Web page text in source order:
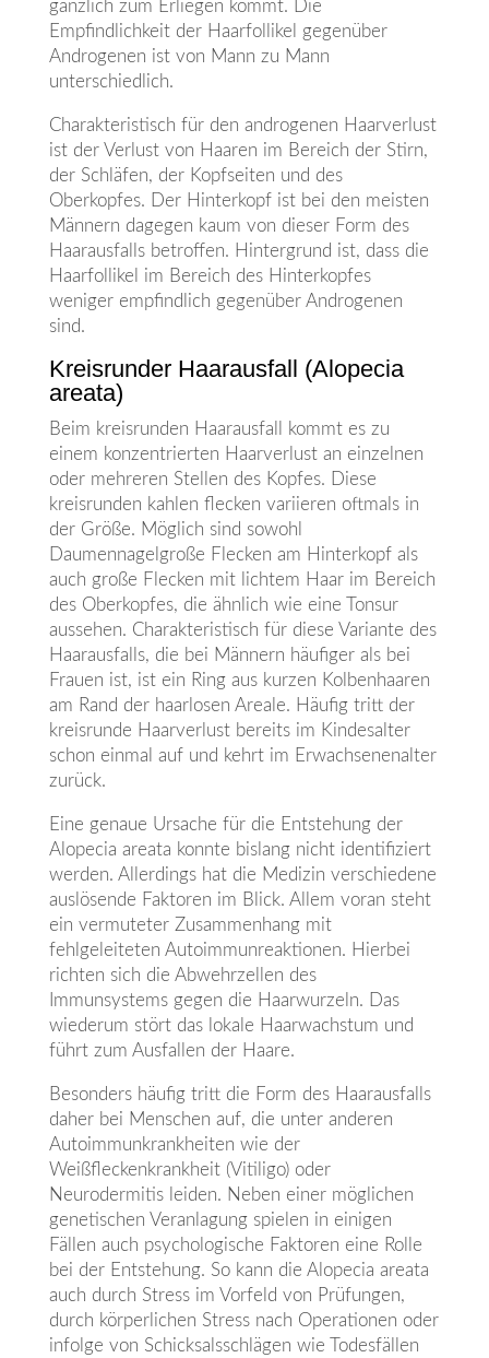
gänzlich zum Erliegen kommt. Die
Empfindlichkeit der Haarfollikel gegenüber
Androgenen ist von Mann zu Mann
unterschiedlich.
Charakteristisch für den androgenen Haarverlust
ist der Verlust von Haaren im Bereich der Stirn,
der Schläfen, der Kopfseiten und des
Oberkopfes. Der Hinterkopf ist bei den meisten
Männern dagegen kaum von dieser Form des
Haarausfalls betroffen. Hintergrund ist, dass die
Haarfollikel im Bereich des Hinterkopfes
weniger empfindlich gegenüber Androgenen
sind.
Kreisrunder Haarausfall (Alopecia
areata)
Beim kreisrunden Haarausfall kommt es zu
einem konzentrierten Haarverlust an einzelnen
oder mehreren Stellen des Kopfes. Diese
kreisrunden kahlen flecken variieren oftmals in
der Größe. Möglich sind sowohl
Daumennagelgroße Flecken am Hinterkopf als
auch große Flecken mit lichtem Haar im Bereich
des Oberkopfes, die ähnlich wie eine Tonsur
aussehen. Charakteristisch für diese Variante des
Haarausfalls, die bei Männern häufiger als bei
Frauen ist, ist ein Ring aus kurzen Kolbenhaaren
am Rand der haarlosen Areale. Häufig tritt der
kreisrunde Haarverlust bereits im Kindesalter
schon einmal auf und kehrt im Erwachsenenalter
zurück.
Eine genaue Ursache für die Entstehung der
Alopecia areata konnte bislang nicht identifiziert
werden. Allerdings hat die Medizin verschiedene
auslösende Faktoren im Blick. Allem voran steht
ein vermuteter Zusammenhang mit
fehlgeleiteten Autoimmunreaktionen. Hierbei
richten sich die Abwehrzellen des
Immunsystems gegen die Haarwurzeln. Das
wiederum stört das lokale Haarwachstum und
führt zum Ausfallen der Haare.
Besonders häufig tritt die Form des Haarausfalls
daher bei Menschen auf, die unter anderen
Autoimmunkrankheiten wie der
Weißfleckenkrankheit (Vitiligo) oder
Neurodermitis leiden. Neben einer möglichen
genetischen Veranlagung spielen in einigen
Fällen auch psychologische Faktoren eine Rolle
bei der Entstehung. So kann die Alopecia areata
auch durch Stress im Vorfeld von Prüfungen,
durch körperlichen Stress nach Operationen oder
infolge von Schicksalsschlägen wie Todesfällen